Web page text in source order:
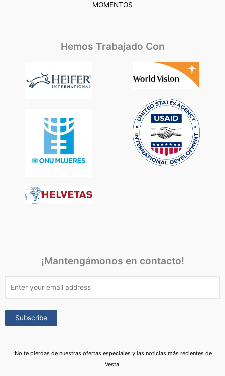
MOMENTOS
Hemos Trabajado Con
¡Mantengámonos en contacto!
¡No te pierdas de nuestras ofertas especiales y las noticias más recientes de
Vesta!